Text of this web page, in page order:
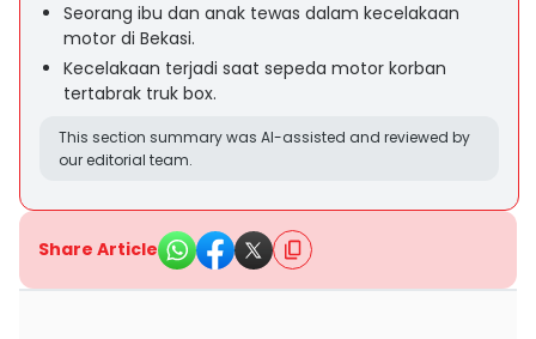
Seorang ibu dan anak tewas dalam kecelakaan
motor di Bekasi.
Kecelakaan terjadi saat sepeda motor korban
tertabrak truk box.
This section summary was AI-assisted and reviewed by
our editorial team.
Share Article